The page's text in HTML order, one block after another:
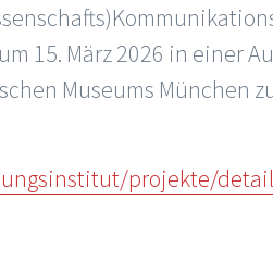
15. März 2026 in einer
Museums München
projekte/